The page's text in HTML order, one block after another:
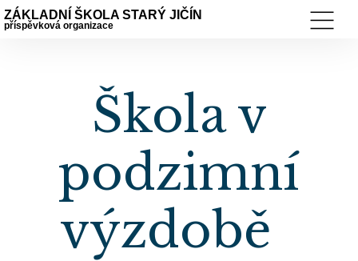
ZÁKLADNÍ ŠKOLA STARÝ JIČÍN
příspěvková organizace
Škola v
podzimní
výzdobě